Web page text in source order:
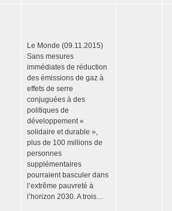
Le Monde (09.11.2015)
Sans mesures
immédiates de réduction
des émissions de gaz à
effets de serre
conjuguées à des
politiques de
développement «
solidaire et durable »,
plus de 100 millions de
personnes
supplémentaires
pourraient basculer dans
l’extrême pauvreté à
l’horizon 2030. A trois…